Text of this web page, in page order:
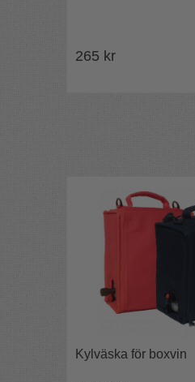
265 kr
Kylväska för boxvin